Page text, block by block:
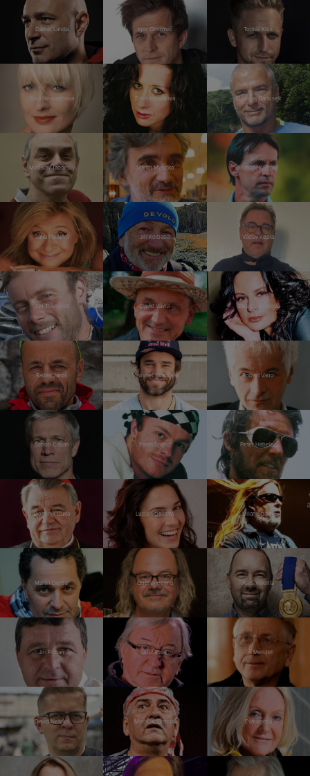
Daniel Landa Igor Orozovič Tomáš Klus
Bára Nesvadbová Ester Kočičková Stanislav Bartůšek
Miroslav Táborský Martin Myšička František Straka
Jana Paulová Jiří Kolbaba Václav Kopta
Jan Trávníček David Vávra Jitka Čvančarová
Radek Jaroš Vavřinec Hradilek Robert Vano
Šimon Caban Pavel Šporcl Peter Habeler
Dominik Duka Lucia Siposová Milan Špalek
Martin Dejdar Ondřej Hejma Aleš Valenta
Jiří Přibáň Jiří Lábus Jiří Menzel
David Netuka Miroslav Donutil Eva Jiřičná